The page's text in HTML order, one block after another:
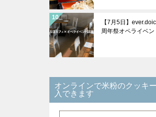
【7月5日】
周年祭オペライベン
オンラインで米粉のクッキ
入できます